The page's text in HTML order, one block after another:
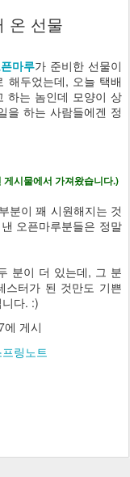
온 선물
마루가 준비한 선물이
해두었는데, 오늘 택배
하는 놈인데 모양이 상
을 하는 사람들에겐 정
시물에서 가져왔습니다.)
분이 꽤 시원해지는 것
오픈마루분들은 정말
분이 더 있는데, 그 분
스터가 된 것만도 기쁜
다. :)
에 게시
프링노트